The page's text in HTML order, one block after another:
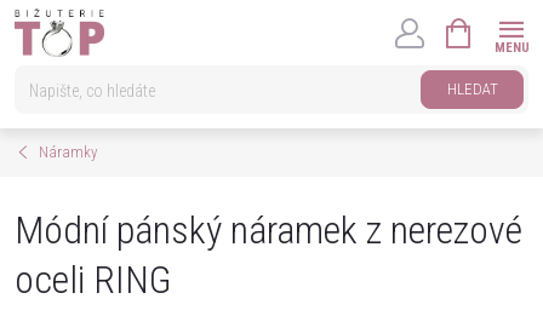
Přejít
HLEDAT
KOŠÍK
Náramky
Módní pánský náramek z nerezové
oceli RING